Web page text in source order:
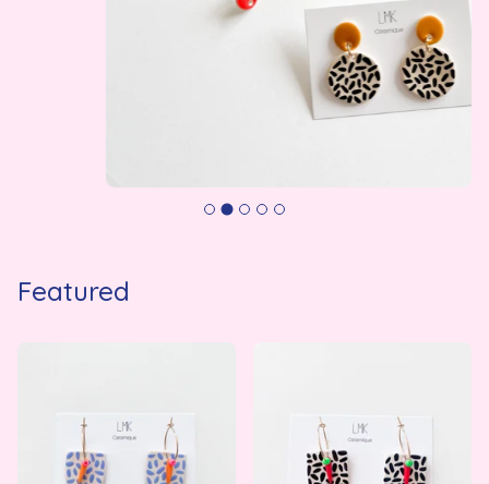
Featured